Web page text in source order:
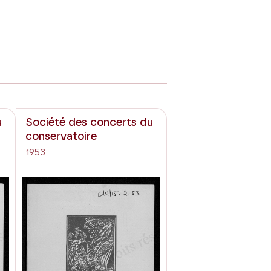
Société des concerts du
conservatoire
1953